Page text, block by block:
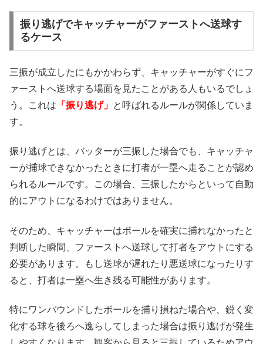
振り逃げでキャッチャーがファーストへ送球す
るケース
三振が成立したにもかかわらず、キャッチャーがすぐにフ
ァーストへ送球する場面を見たことがある人もいるでしょ
う。これは 「振り逃げ」 と呼ばれるルールが関係していま
す。
振り逃げとは、バッターが三振した場合でも、キャッチャ
ーが捕球できなかったときに打者が一塁へ走ることが認め
られるルールです。この場合、三振したからといって自動
的にアウトになるわけではありません。
そのため、キャッチャーはボールを確実に捕れなかったと
判断した瞬間、ファーストへ送球して打者をアウトにする
必要があります。もし送球が遅れたり悪送球になったりす
ると、打者は一塁へ生き残る可能性があります。
特にワンバウンドしたボールを捕り損ねた場合や、鋭く変
化する球を後ろへ逸らしてしまった場合は振り逃げが発生